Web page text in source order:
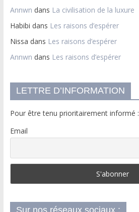
Annwn dans La civilisation de la luxure
Habibi dans Les raisons d’espérer
Nissa dans Les raisons d’espérer
Annwn dans Les raisons d’espérer
LETTRE D’INFORMATION
Pour être tenu prioritairement informé :
Email
Sur nos réseaux sociaux :